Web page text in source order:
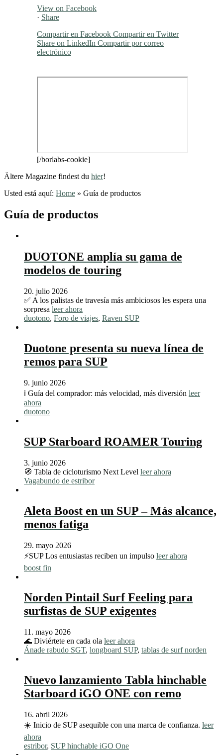
View on Facebook
· Share
Compartir en Facebook Compartir en Twitter
Share on LinkedIn Compartir por correo
electrónico
[/borlabs-cookie]
Ältere Magazine findest du hier!
Usted está aquí: Home » Guía de productos
Guía de productos
DUOTONE amplía su gama de
modelos de touring
20. julio 2026
✅ A los palistas de travesía más ambiciosos les espera una
sorpresa leer ahora
duotono, Foro de viajes, Raven SUP
Duotone presenta su nueva línea de
remos para SUP
9. junio 2026
ℹ️ Guía del comprador: más velocidad, más diversión leer
ahora
duotono
SUP Starboard ROAMER Touring
3. junio 2026
🧭 Tabla de cicloturismo Next Level leer ahora
Vagabundo de estribor
Aleta Boost en un SUP – Más alcance,
menos fatiga
29. mayo 2026
⚡️SUP Los entusiastas reciben un impulso leer ahora
boost fin
Norden Pintail Surf Feeling para
surfistas de SUP exigentes
11. mayo 2026
🌊 Diviértete en cada ola leer ahora
Ánade rabudo SGT, longboard SUP, tablas de surf norden
Nuevo lanzamiento Tabla hinchable
Starboard iGO ONE con remo
16. abril 2026
☀️ Inicio de SUP asequible con una marca de confianza. leer
ahora
estribor, SUP hinchable iGO One